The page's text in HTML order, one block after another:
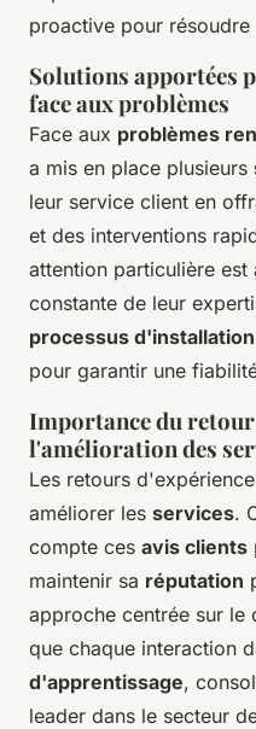
proactive pour
Solutions apportées
face aux problèmes
Face aux problèmes
a mis en place plusieurs
leur service client en
et des interventions
attention particulière
constante de leur
processus
pour garantir une
Importance du
l'amélioration des
Les retours
améliorer les services.
compte ces avis clients
maintenir sa réputation
approche centrée sur le
que chaque interaction
d'apprentissage,
leader dans le secteur